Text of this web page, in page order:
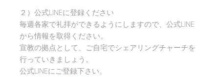
２）公式LINEに登録ください
毎週各家で礼拝ができるようにしますので、公式LINE
から情報を取得ください。
宣教の拠点として、ご自宅でシェアリングチャーチを
行っていきましょう。
公式LINEにご登録下さい。